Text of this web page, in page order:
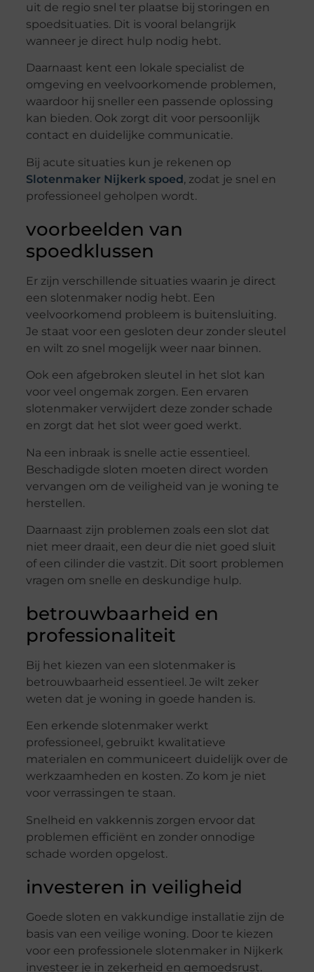
uit de regio snel ter plaatse bij storingen en
spoedsituaties. Dit is vooral belangrijk
wanneer je direct hulp nodig hebt.
Daarnaast kent een lokale specialist de
omgeving en veelvoorkomende problemen,
waardoor hij sneller een passende oplossing
kan bieden. Ook zorgt dit voor persoonlijk
contact en duidelijke communicatie.
Bij acute situaties kun je rekenen op
Slotenmaker Nijkerk spoed, zodat je snel en
professioneel geholpen wordt.
voorbeelden van
spoedklussen
Er zijn verschillende situaties waarin je direct
een slotenmaker nodig hebt. Een
veelvoorkomend probleem is buitensluiting.
Je staat voor een gesloten deur zonder sleutel
en wilt zo snel mogelijk weer naar binnen.
Ook een afgebroken sleutel in het slot kan
voor veel ongemak zorgen. Een ervaren
slotenmaker verwijdert deze zonder schade
en zorgt dat het slot weer goed werkt.
Na een inbraak is snelle actie essentieel.
Beschadigde sloten moeten direct worden
vervangen om de veiligheid van je woning te
herstellen.
Daarnaast zijn problemen zoals een slot dat
niet meer draait, een deur die niet goed sluit
of een cilinder die vastzit. Dit soort problemen
vragen om snelle en deskundige hulp.
betrouwbaarheid en
professionaliteit
Bij het kiezen van een slotenmaker is
betrouwbaarheid essentieel. Je wilt zeker
weten dat je woning in goede handen is.
Een erkende slotenmaker werkt
professioneel, gebruikt kwalitatieve
materialen en communiceert duidelijk over de
werkzaamheden en kosten. Zo kom je niet
voor verrassingen te staan.
Snelheid en vakkennis zorgen ervoor dat
problemen efficiënt en zonder onnodige
schade worden opgelost.
investeren in veiligheid
Goede sloten en vakkundige installatie zijn de
basis van een veilige woning. Door te kiezen
voor een professionele slotenmaker in Nijkerk
investeer je in zekerheid en gemoedsrust.